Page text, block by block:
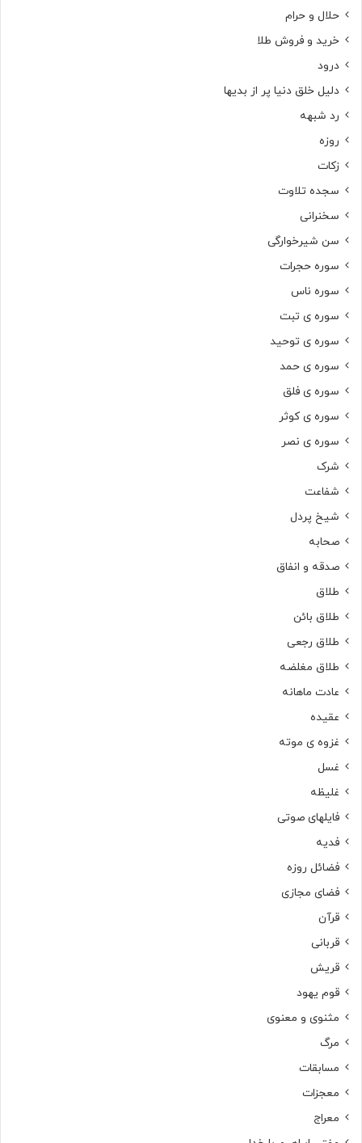
حلال و حرام
خرید و فروش طلا
درود
دلیل خلق دنیا پر از بدیها
رد شبهه
روزه
زکات
سجده تلاوت
سخنرانی
سن شیرخوارگی
سوره حجرات
سوره ناس
سوره ی تبت
سوره ی توحید
سوره ی حمد
سوره ی فلق
سوره ی کوثر
سوره ی نصر
شرک
شفاعت
شیخ پردل
صحابه
صدقه و انفاق
طلاق
طلاق بائن
طلاق رجعی
طلاق مغلضه
عادت ماهانه
عقیده
غزوه ی موته
غسل
غلیظه
فایلهای صوتی
فدیه
فضائل روزه
فضای مجازی
قرآن
قربانی
قریش
قوم یهود
مثنوی و معنوی
مرگ
مسابقات
معجزات
معراج